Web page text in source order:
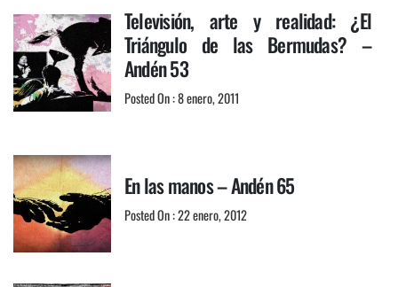
Televisión, arte y realidad: ¿El
Triángulo de las Bermudas? –
Andén 53
Posted On : 8 enero, 2011
En las manos – Andén 65
Posted On : 22 enero, 2012